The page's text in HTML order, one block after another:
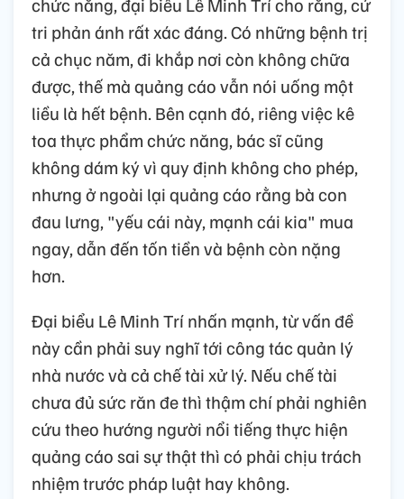
chức năng, đại biểu Lê Minh Trí cho rằng, cử
tri phản ánh rất xác đáng. Có những bệnh trị
cả chục năm, đi khắp nơi còn không chữa
được, thế mà quảng cáo vẫn nói uống một
liều là hết bệnh. Bên cạnh đó, riêng việc kê
toa thực phẩm chức năng, bác sĩ cũng
không dám ký vì quy định không cho phép,
nhưng ở ngoài lại quảng cáo rằng bà con
đau lưng, "yếu cái này, mạnh cái kia" mua
ngay, dẫn đến tốn tiền và bệnh còn nặng
hơn.
Đại biểu Lê Minh Trí nhấn mạnh, từ vấn đề
này cần phải suy nghĩ tới công tác quản lý
nhà nước và cả chế tài xử lý. Nếu chế tài
chưa đủ sức răn đe thì thậm chí phải nghiên
cứu theo hướng người nổi tiếng thực hiện
quảng cáo sai sự thật thì có phải chịu trách
nhiệm trước pháp luật hay không.